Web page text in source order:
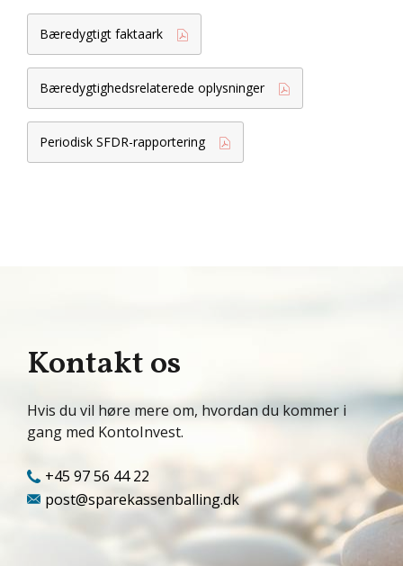
Bæredygtigt faktaark
Bæredygtighedsrelaterede oplysninger
Periodisk SFDR-rapportering
Kontakt os
Hvis du vil høre mere om, hvordan du kommer i
gang med KontoInvest.
+45 97 56 44 22
post@sparekassenballing.dk